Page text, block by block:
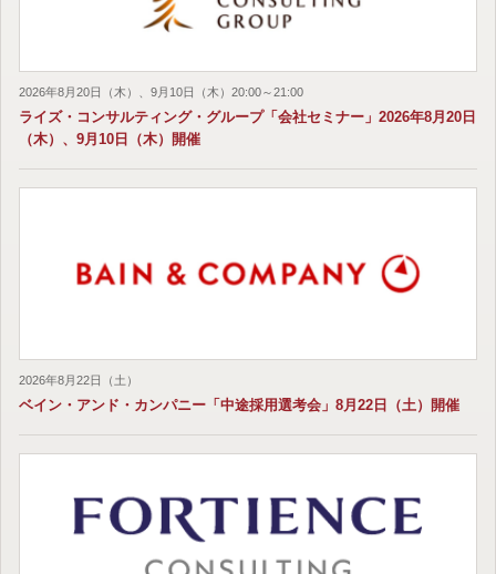
2026年8月20日（木）、9月10日（木）20:00～21:00
ライズ・コンサルティング・グループ「会社セミナー」2026年8月20日
（木）、9月10日（木）開催
2026年8月22日（土）
ベイン・アンド・カンパニー「中途採用選考会」8月22日（土）開催